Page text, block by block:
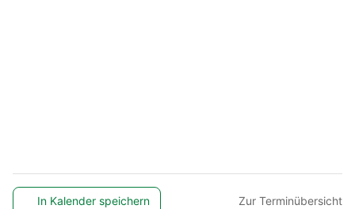
In Kalender speichern Zur Terminübersicht